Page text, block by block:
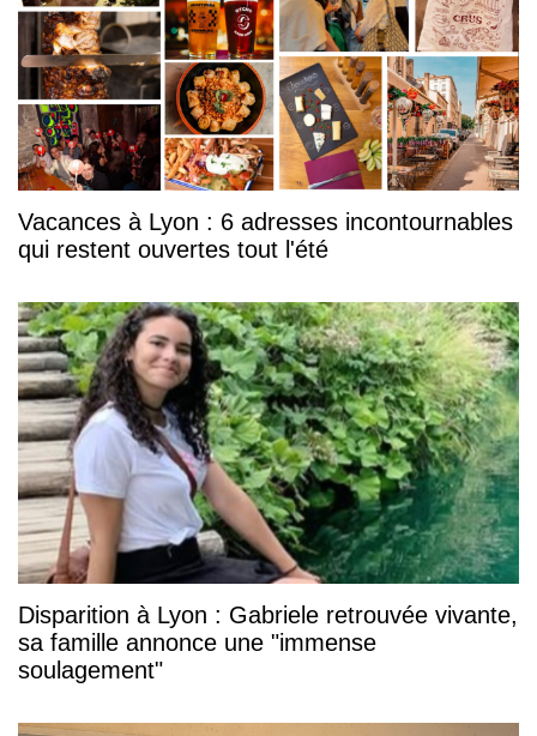
Vacances à Lyon : 6 adresses incontournables
qui restent ouvertes tout l'été
Disparition à Lyon : Gabriele retrouvée vivante,
sa famille annonce une "immense
soulagement"